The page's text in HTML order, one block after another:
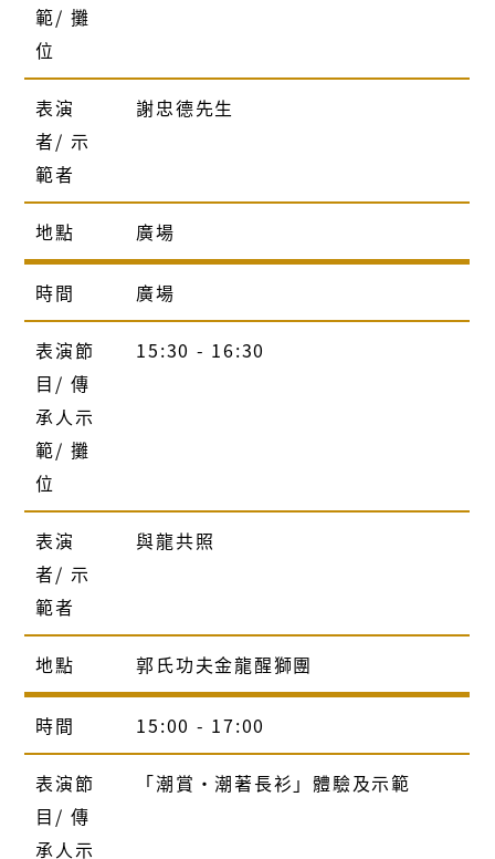
範/ 攤
位
表演
者/ 示
範者
謝忠德先生
地點 廣場
時間 廣場
表演節
目/ 傳
承人示
範/ 攤
位
15:30 - 16:30
表演
者/ 示
範者
與龍共照
地點 郭氏功夫金龍醒獅團
時間 15:00 - 17:00
表演節
目/ 傳
承人示
「潮賞‧潮著長衫」體驗及示範